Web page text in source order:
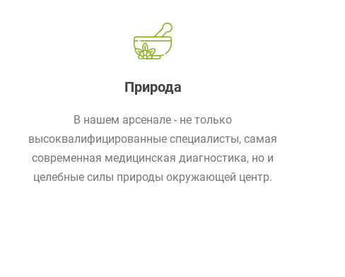
Природа
В нашем арсенале - не только
высоквалифицированные специалисты, самая
современная медицинская диагностика, но и
целебные силы природы окружающей центр.